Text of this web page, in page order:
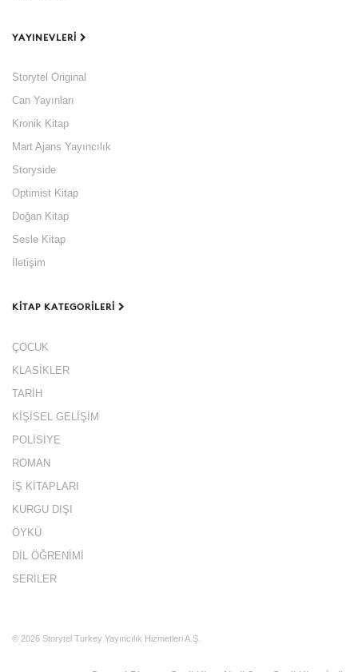
YAYINEVLERI
Storytel Original
Can Yayınları
Kronik Kitap
Mart Ajans Yayıncılık
Storyside
Optimist Kitap
Doğan Kitap
Sesle Kitap
İletişim
KITAP KATEGORILERI
ÇOCUK
KLASİKLER
TARİH
KİŞİSEL GELİŞİM
POLİSİYE
ROMAN
İŞ KİTAPLARI
KURGU DIŞI
ÖYKÜ
DİL ÖĞRENİMİ
SERİLER
© 2026 Storytel Turkey Yayıncılık Hizmetleri A.Ş.